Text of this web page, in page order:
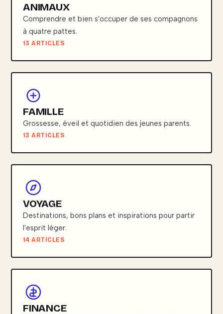
ANIMAUX
Comprendre et bien s'occuper de ses compagnons
à quatre pattes.
13 ARTICLES
FAMILLE
Grossesse, éveil et quotidien des jeunes parents.
13 ARTICLES
VOYAGE
Destinations, bons plans et inspirations pour partir
l'esprit léger.
14 ARTICLES
FINANCE